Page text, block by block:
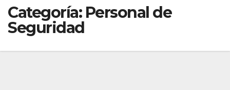
Categoría: Personal de
Seguridad